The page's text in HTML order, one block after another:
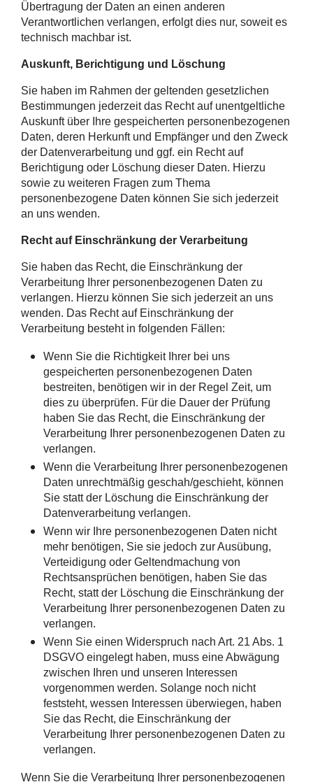
Übertragung der Daten an einen anderen
Verantwortlichen verlangen, erfolgt dies nur, soweit es
technisch machbar ist.
Auskunft, Berichtigung und Löschung
Sie haben im Rahmen der geltenden gesetzlichen
Bestimmungen jederzeit das Recht auf unentgeltliche
Auskunft über Ihre gespeicherten personenbezogenen
Daten, deren Herkunft und Empfänger und den Zweck
der Datenverarbeitung und ggf. ein Recht auf
Berichtigung oder Löschung dieser Daten. Hierzu
sowie zu weiteren Fragen zum Thema
personenbezogene Daten können Sie sich jederzeit
an uns wenden.
Recht auf Einschränkung der Verarbeitung
Sie haben das Recht, die Einschränkung der
Verarbeitung Ihrer personenbezogenen Daten zu
verlangen. Hierzu können Sie sich jederzeit an uns
wenden. Das Recht auf Einschränkung der
Verarbeitung besteht in folgenden Fällen:
Wenn Sie die Richtigkeit Ihrer bei uns
gespeicherten personenbezogenen Daten
bestreiten, benötigen wir in der Regel Zeit, um
dies zu überprüfen. Für die Dauer der Prüfung
haben Sie das Recht, die Einschränkung der
Verarbeitung Ihrer personenbezogenen Daten zu
verlangen.
Wenn die Verarbeitung Ihrer personenbezogenen
Daten unrechtmäßig geschah/geschieht, können
Sie statt der Löschung die Einschränkung der
Datenverarbeitung verlangen.
Wenn wir Ihre personenbezogenen Daten nicht
mehr benötigen, Sie sie jedoch zur Ausübung,
Verteidigung oder Geltendmachung von
Rechtsansprüchen benötigen, haben Sie das
Recht, statt der Löschung die Einschränkung der
Verarbeitung Ihrer personenbezogenen Daten zu
verlangen.
Wenn Sie einen Widerspruch nach Art. 21 Abs. 1
DSGVO eingelegt haben, muss eine Abwägung
zwischen Ihren und unseren Interessen
vorgenommen werden. Solange noch nicht
feststeht, wessen Interessen überwiegen, haben
Sie das Recht, die Einschränkung der
Verarbeitung Ihrer personenbezogenen Daten zu
verlangen.
Wenn Sie die Verarbeitung Ihrer personenbezogenen